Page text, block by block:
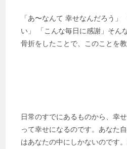
「あ〜なんて 幸せなんだろう」
い」 「こんな毎日に感謝」そん
骨折をしたことで、このことを
日常のすでにあるものから、幸
って幸せになるのです。あなた
はあなたの中にしかないのです